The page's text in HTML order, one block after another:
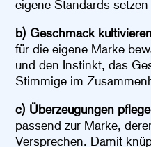
eigene Standards setzen
b) Geschmack
für die eigene Marke
und den Instinkt, das
Stimmige im
c) Überzeugungen
passend zur Marke,
Versprechen. Damit